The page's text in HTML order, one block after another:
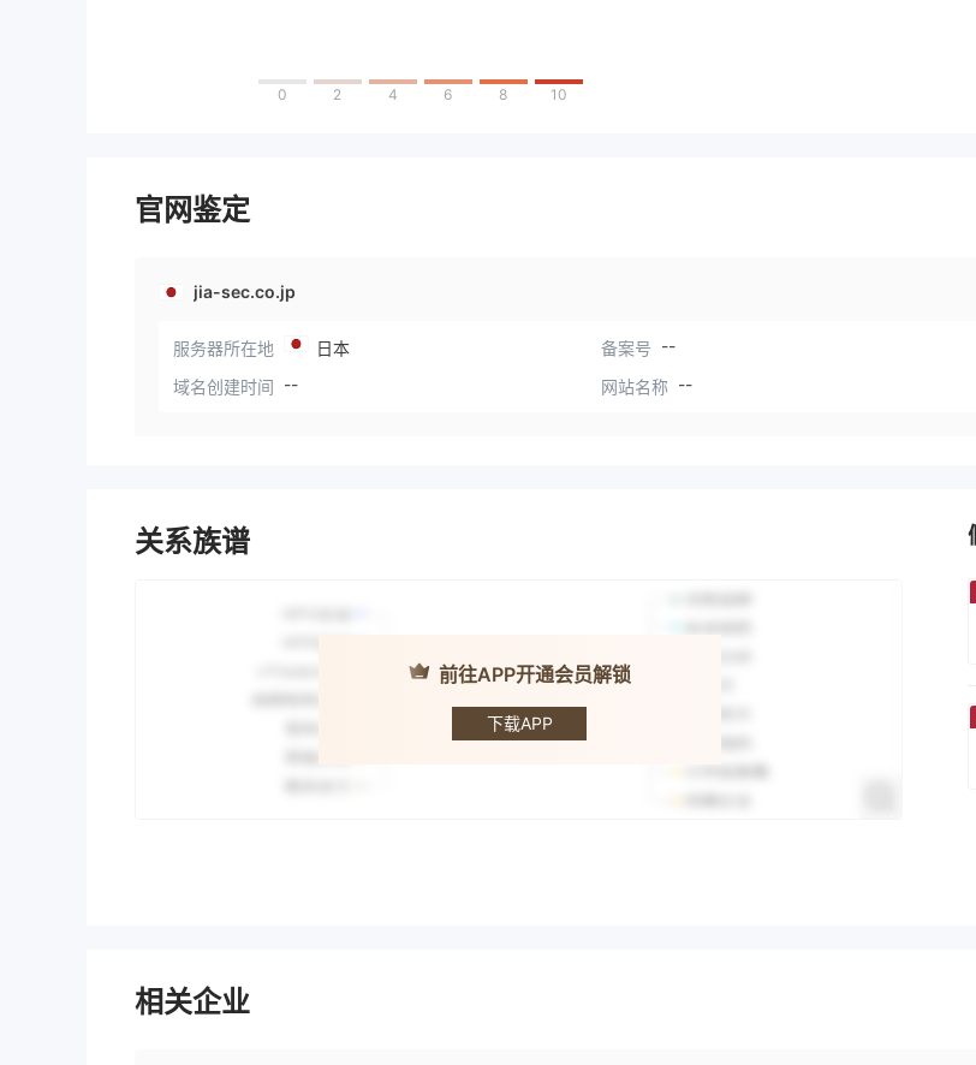
0 2 4 6 8 10
官网鉴定
jia-sec.co.jp
服务器所在地 日本 备案号 --
域名创建时间 -- 网站名称 --
关系族谱
前往APP开通会员解锁
下载APP
相关企业